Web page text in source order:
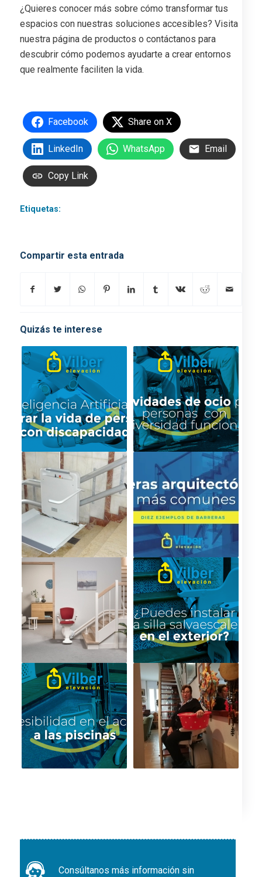
¿Quieres conocer más sobre cómo transformar tus
espacios con nuestras soluciones accesibles? Visita
nuestra página de productos o contáctanos para
descubrir cómo podemos ayudarte a crear entornos
que realmente faciliten la vida.
Facebook Share on X
LinkedIn WhatsApp Email
Copy Link
Etiquetas:
Compartir esta entrada
Quizás te interese
Consúltanos más información sin